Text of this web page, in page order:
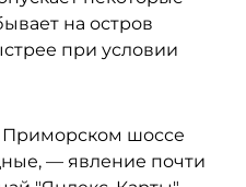
на остров
при условии
шоссе
— явление почти